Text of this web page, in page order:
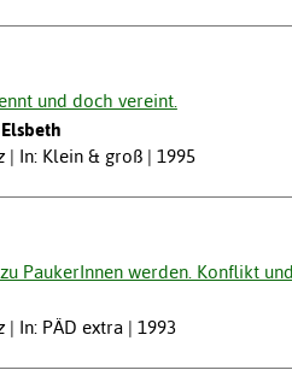
und doch vereint.
In: Klein & groß | 1995
PaukerInnen werden. Konflikt
In: PÄD extra | 1993